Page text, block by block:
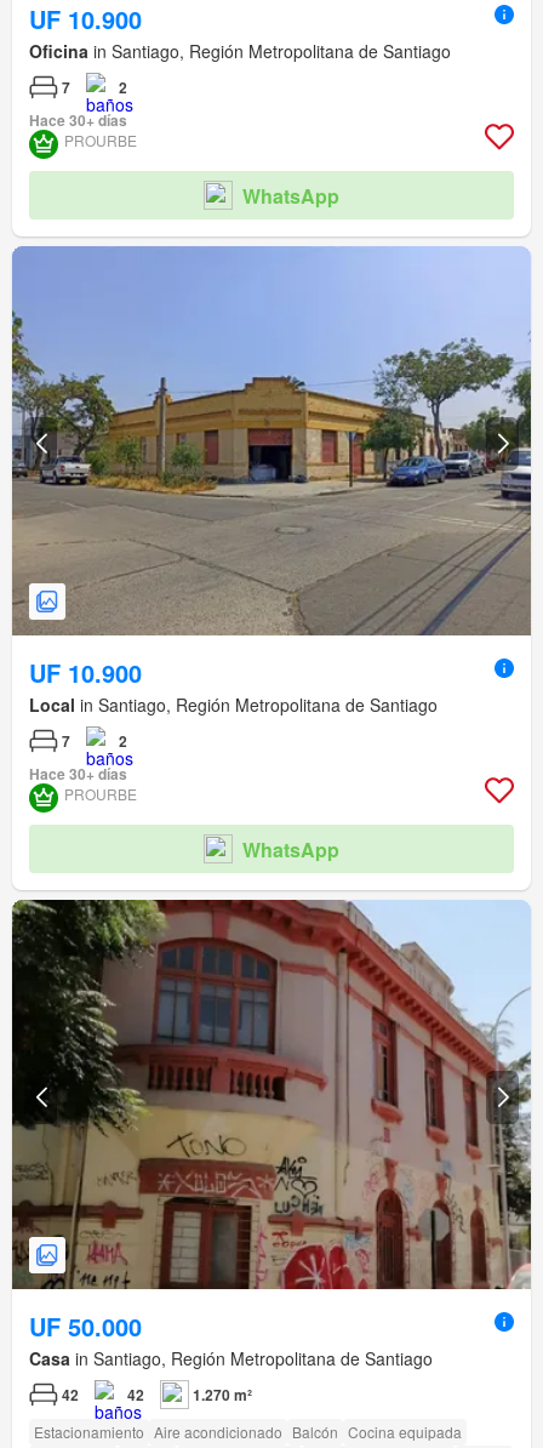
UF 10.900
Oficina in Santiago, Región Metropolitana de Santiago
7
2
Hace 30+ días
PROURBE
WhatsApp
UF 10.900
Local in Santiago, Región Metropolitana de Santiago
7
2
Hace 30+ días
PROURBE
WhatsApp
UF 50.000
Casa in Santiago, Región Metropolitana de Santiago
42 42 1.270 m²
Estacionamiento Aire acondicionado Balcón Cocina equipada